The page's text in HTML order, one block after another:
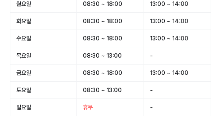
월요일 08:30 ~ 18:00 13:00 ~ 14:00
화요일 08:30 ~ 18:00 13:00 ~ 14:00
수요일 08:30 ~ 18:00 13:00 ~ 14:00
목요일 08:30 ~ 13:00 -
금요일 08:30 ~ 18:00 13:00 ~ 14:00
토요일 08:30 ~ 13:00 -
일요일 휴무 -